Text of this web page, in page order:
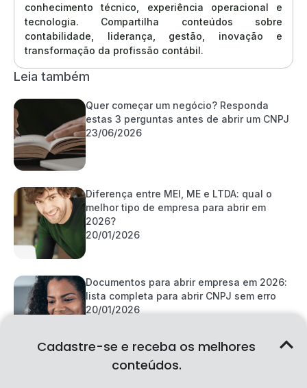
conhecimento técnico, experiência operacional e
tecnologia. Compartilha conteúdos sobre
contabilidade, liderança, gestão, inovação e
transformação da profissão contábil.
Cadastre-se e receba os melhores
conteúdos.
Leia também
Quer começar um negócio? Responda
estas 3 perguntas antes de abrir um CNPJ
23/06/2026
Diferença entre MEI, ME e LTDA: qual o
melhor tipo de empresa para abrir em
2026?
20/01/2026
Documentos para abrir empresa em 2026:
lista completa para abrir CNPJ sem erro
20/01/2026
Categorias